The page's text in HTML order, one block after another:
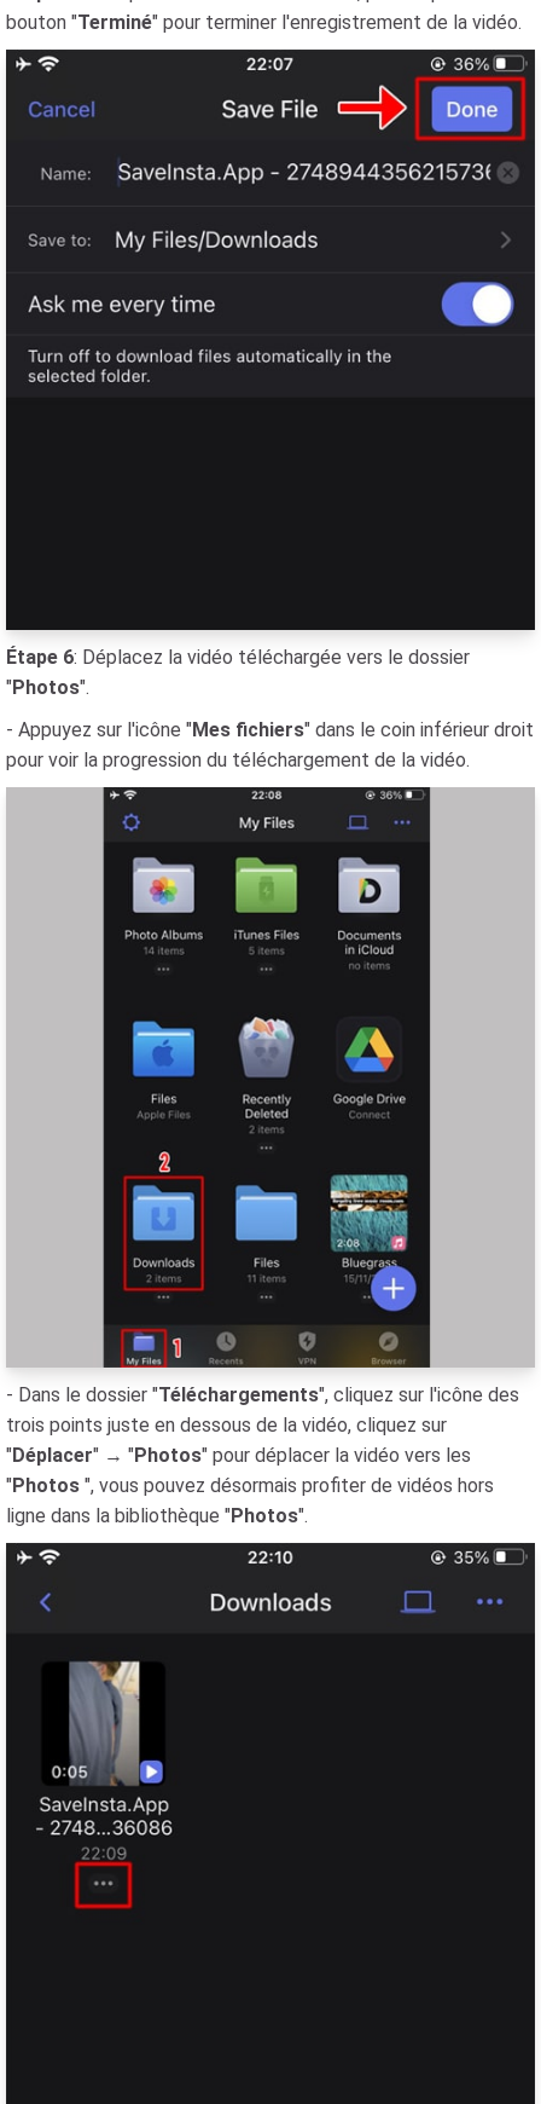
bouton "Terminé" pour terminer l'enregistrement de la vidéo.
Étape 6: Déplacez la vidéo téléchargée vers le dossier
"Photos".
- Appuyez sur l'icône "Mes fichiers" dans le coin inférieur droit
pour voir la progression du téléchargement de la vidéo.
- Dans le dossier "Téléchargements", cliquez sur l'icône des
trois points juste en dessous de la vidéo, cliquez sur
"Déplacer" → "Photos" pour déplacer la vidéo vers les
"Photos ", vous pouvez désormais profiter de vidéos hors
ligne dans la bibliothèque "Photos".